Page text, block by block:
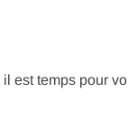
est temps pour